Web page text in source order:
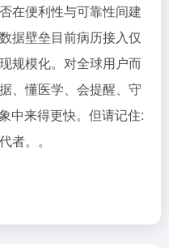
在便利性与可靠性间建
据壁垒目前病历接入仅
规模化。对全球用户而
、懂医学、会提醒、守
中来得更快。但请记住:
者。。